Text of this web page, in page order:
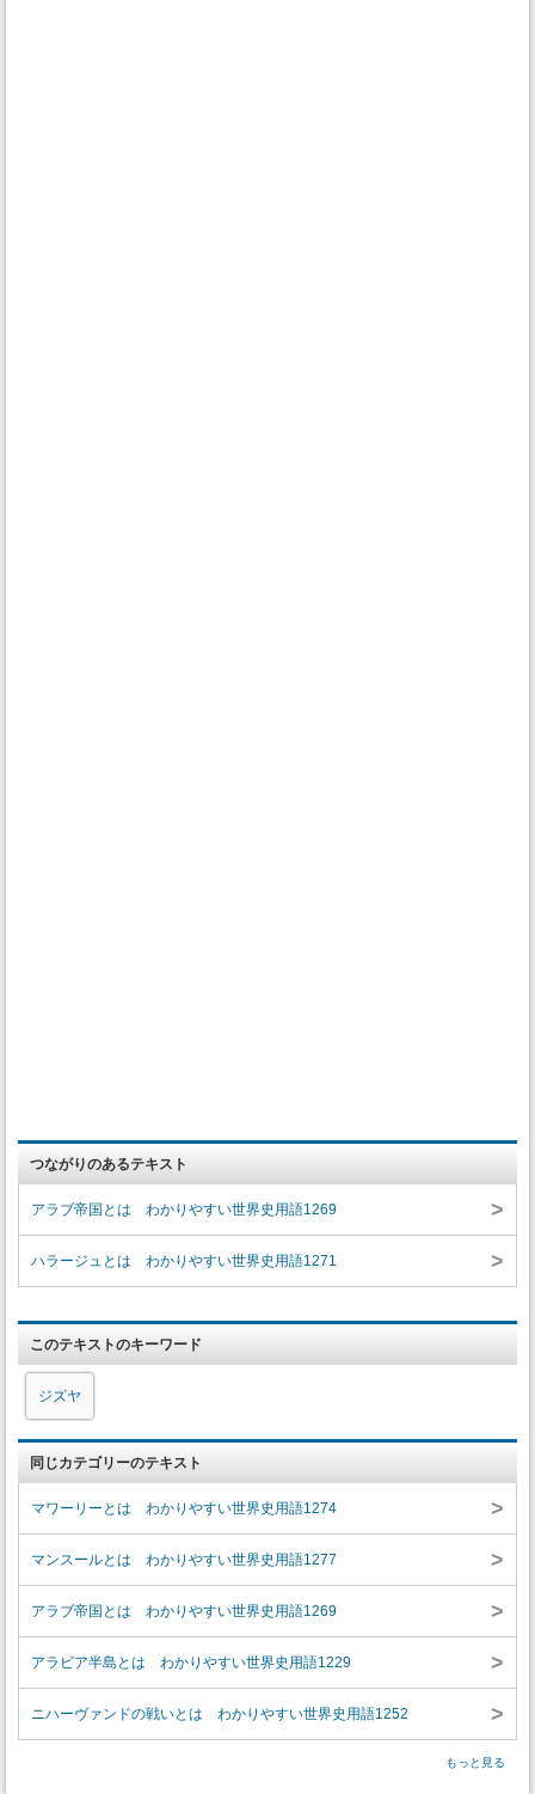
つながりのあるテキスト
アラブ帝国とは わかりやすい世界史用語1269 >
ハラージュとは わかりやすい世界史用語1271 >
このテキストのキーワード
ジズヤ
同じカテゴリーのテキスト
マワーリーとは わかりやすい世界史用語1274 >
マンスールとは わかりやすい世界史用語1277 >
アラブ帝国とは わかりやすい世界史用語1269 >
アラビア半島とは わかりやすい世界史用語1229 >
ニハーヴァンドの戦いとは わかりやすい世界史用語1252 >
もっと見る